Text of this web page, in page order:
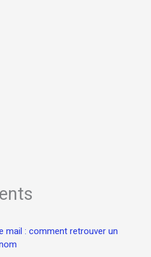
mail : comment retrouver un